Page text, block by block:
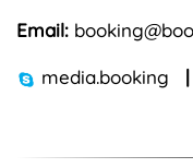
Email:
media.booking